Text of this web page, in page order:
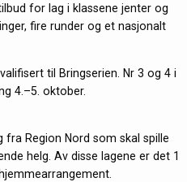
for lag i klassene jenter og
fire runder og et nasjonalt
til Bringserien. Nr 3 og 4 i
4.–5. oktober.
fra Region Nord som skal spille
helg. Av disse lagene er det 1